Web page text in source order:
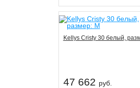
Kellys Cristy 30 белый,
47 662 руб.